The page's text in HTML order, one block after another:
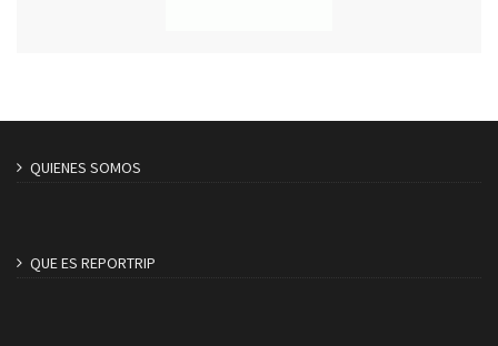
QUIENES SOMOS
QUE ES REPORTRIP